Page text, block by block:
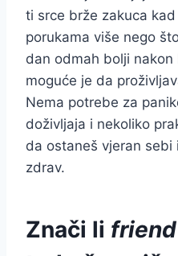
ti srce brže zakuca
porukama više nego
dan odmah bolji
moguće je da
Nema potrebe za
doživljaja i nekoliko
da ostaneš vjeran sebi
zdrav.
Znači li